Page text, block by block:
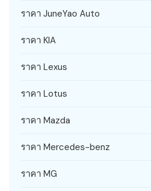
ราคา JuneYao Auto
ราคา KIA
ราคา Lexus
ราคา Lotus
ราคา Mazda
ราคา Mercedes-benz
ราคา MG